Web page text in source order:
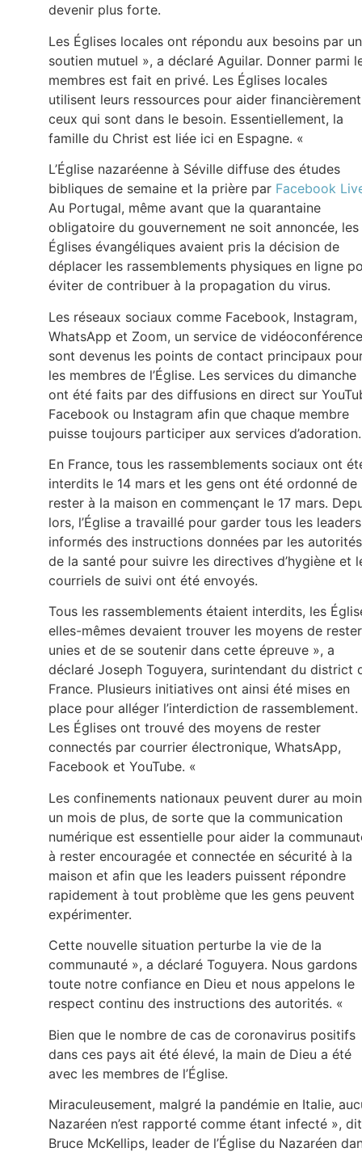
devenir plus forte.
Les Églises locales ont répondu aux besoins par un
soutien mutuel », a déclaré Aguilar. Donner parmi
membres est fait en privé. Les Églises locales
utilisent leurs ressources pour aider financièrement
ceux qui sont dans le besoin. Essentiellement, la
famille du Christ est liée ici en Espagne. «
L’Église nazaréenne à Séville diffuse des études
bibliques de semaine et la prière par Facebook
Au Portugal, même avant que la quarantaine
obligatoire du gouvernement ne soit annoncée, les
Églises évangéliques avaient pris la décision de
déplacer les rassemblements physiques en ligne
éviter de contribuer à la propagation du virus.
Les réseaux sociaux comme Facebook, Instagram,
WhatsApp et Zoom, un service de
sont devenus les points de contact principaux
les membres de l’Église. Les services du dimanche
ont été faits par des diffusions en direct sur
Facebook ou Instagram afin que chaque membre
puisse toujours participer aux services d’adoration.
En France, tous les rassemblements sociaux ont
interdits le 14 mars et les gens ont été ordonné de
rester à la maison en commençant le 17 mars.
lors, l’Église a travaillé pour garder tous les leaders
informés des instructions données par les autorités
de la santé pour suivre les directives d’hygiène et
courriels de suivi ont été envoyés.
Tous les rassemblements étaient interdits, les
elles-mêmes devaient trouver les moyens de rester
unies et de se soutenir dans cette épreuve », a
déclaré Joseph Toguyera, surintendant du district
France. Plusieurs initiatives ont ainsi été mises en
place pour alléger l’interdiction de rassemblement.
Les Églises ont trouvé des moyens de rester
connectés par courrier électronique, WhatsApp,
Facebook et YouTube. «
Les confinements nationaux peuvent durer au
un mois de plus, de sorte que la communication
numérique est essentielle pour aider la
à rester encouragée et connectée en sécurité à la
maison et afin que les leaders puissent répondre
rapidement à tout problème que les gens peuvent
expérimenter.
Cette nouvelle situation perturbe la vie de la
communauté », a déclaré Toguyera. Nous gardons
toute notre confiance en Dieu et nous appelons le
respect continu des instructions des autorités. «
Bien que le nombre de cas de coronavirus positifs
dans ces pays ait été élevé, la main de Dieu a été
avec les membres de l’Église.
Miraculeusement, malgré la pandémie en Italie,
Nazaréen n’est rapporté comme étant infecté », dit
Bruce McKellips, leader de l’Église du Nazaréen